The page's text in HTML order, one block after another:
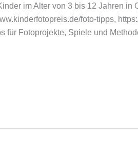
im Alter von 3 bis 12 Jahren in
foto-tipps,
Fotoprojekte, Spiele und